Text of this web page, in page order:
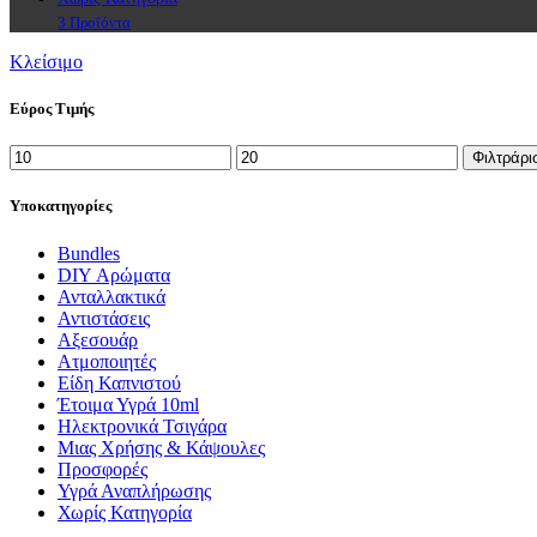
3 Προϊόντα
Κλείσιμο
Εύρος Τιμής
Ελάχιστη
τιμή
Μέγιστη
τιμή
Υποκατηγορίες
Bundles
DIY Αρώματα
Ανταλλακτικά
Αντιστάσεις
Αξεσουάρ
Ατμοποιητές
Είδη Καπνιστού
Έτοιμα Υγρά 10ml
Ηλεκτρονικά Τσιγάρα
Μιας Χρήσης & Κάψουλες
Προσφορές
Υγρά Αναπλήρωσης
Χωρίς Κατηγορία